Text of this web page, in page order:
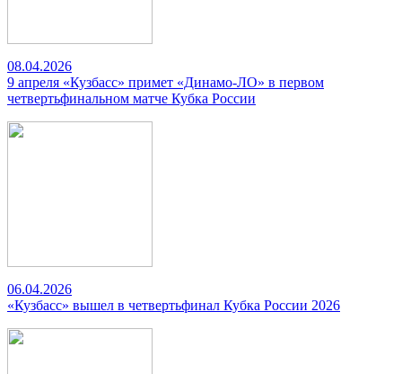
08.04.2026
9 апреля «Кузбасс» примет «Динамо-ЛО» в первом
четвертьфинальном матче Кубка России
06.04.2026
«Кузбасс» вышел в четвертьфинал Кубка России 2026